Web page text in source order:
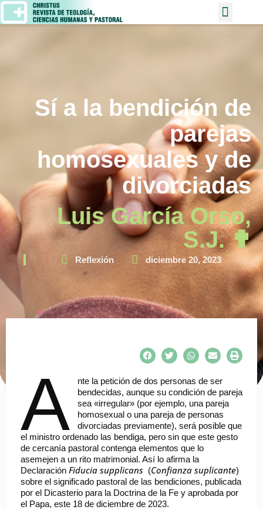
Sí a la bendición de
parejas
homosexuales y de
divorciadas
Luis García Orso,
S.J. ✟
Reflexión diciembre 20, 2023
A
nte la petición de dos personas de ser
bendecidas, aunque su condición de pareja
sea «irregular» (por ejemplo, una pareja
homosexual o una pareja de personas
divorciadas previamente), será posible que
el ministro ordenado las bendiga, pero sin que este gesto
de cercanía pastoral contenga elementos que lo
asemejen a un rito matrimonial. Así lo afirma la
Declaración Fiducia supplicans (Confianza suplicante)
sobre el significado pastoral de las bendiciones, publicada
por el Dicasterio para la Doctrina de la Fe y aprobada por
el Papa, este 18 de diciembre de 2023.